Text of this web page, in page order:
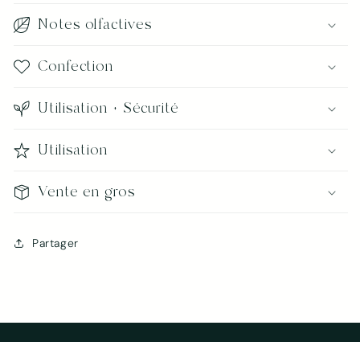
Notes olfactives
Confection
Utilisation + Sécurité
Utilisation
Vente en gros
Partager
vos articles précédemment enregistrés.